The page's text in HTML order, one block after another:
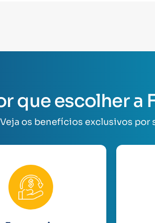
que escolher a
Veja os benefícios exclusivos por